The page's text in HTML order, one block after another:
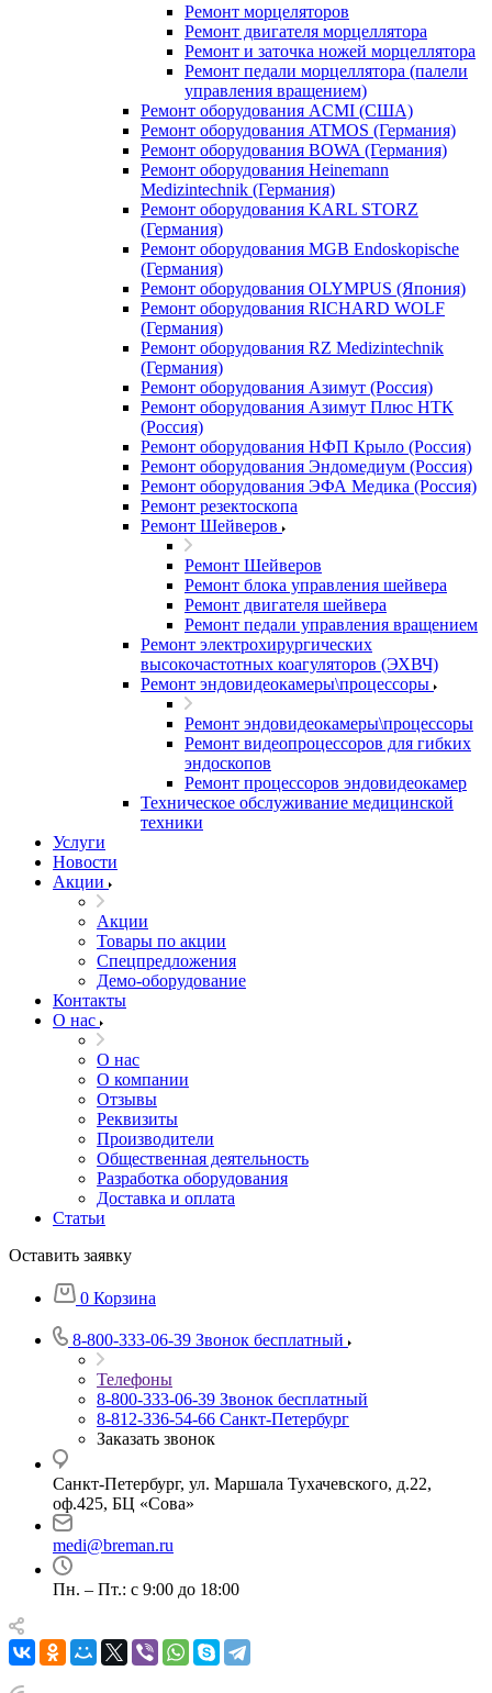
Ремонт морцеляторов
Ремонт двигателя морцеллятора
Ремонт и заточка ножей морцеллятора
Ремонт педали морцеллятора (палели
управления вращением)
Ремонт оборудования ACMI (США)
Ремонт оборудования ATMOS (Германия)
Ремонт оборудования BOWA (Германия)
Ремонт оборудования Heinemann
Medizintechnik (Германия)
Ремонт оборудования KARL STORZ
(Германия)
Ремонт оборудования MGB Endoskopische
(Германия)
Ремонт оборудования OLYMPUS (Япония)
Ремонт оборудования RICHARD WOLF
(Германия)
Ремонт оборудования RZ Medizintechnik
(Германия)
Ремонт оборудования Азимут (Россия)
Ремонт оборудования Азимут Плюс НТК
(Россия)
Ремонт оборудования НФП Крыло (Россия)
Ремонт оборудования Эндомедиум (Россия)
Ремонт оборудования ЭФА Медика (Россия)
Ремонт резектоскопа
Ремонт Шейверов
Ремонт Шейверов
Ремонт блока управления шейвера
Ремонт двигателя шейвера
Ремонт педали управления вращением
Ремонт электрохирургических
высокочастотных коагуляторов (ЭХВЧ)
Ремонт эндовидеокамеры\процессоры
Ремонт эндовидеокамеры\процессоры
Ремонт видеопроцессоров для гибких
эндоскопов
Ремонт процессоров эндовидеокамер
Техническое обслуживание медицинской
техники
Услуги
Новости
Акции
Акции
Товары по акции
Спецпредложения
Демо-оборудование
Контакты
О нас
О нас
О компании
Отзывы
Реквизиты
Производители
Общественная деятельность
Разработка оборудования
Доставка и оплата
Статьи
Оставить заявку
0 Корзина
8-800-333-06-39 Звонок бесплатный
Телефоны
8-800-333-06-39 Звонок бесплатный
8-812-336-54-66 Санкт-Петербург
Заказать звонок
Санкт-Петербург, ул. Маршала Тухачевского, д.22,
оф.425, БЦ «Сова»
medi@breman.ru
Пн. – Пт.: с 9:00 до 18:00